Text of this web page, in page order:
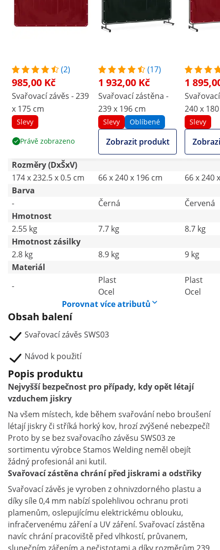
(2)
985,00 Kč
Svařovací závěs - 239
x 175 cm
Slevy
Právě zobrazeno
(17)
1 932,00 Kč
Svařovací zástěna -
239 x 196 cm
Slevy Oblíbené
Zobrazit produkt
1
240 x
Slevy
Rozměry (DxŠxV)
174 x 232.5 x 0.5 cm
66 x 240 x 196 cm
66 x 240
Barva
-
Černá
Červená
Hmotnost
2.55 kg
7.7 kg
8.7 kg
Hmotnost zásilky
2.8 kg
8.9 kg
9 kg
Materiál
-
Plast
Ocel
Plast
Ocel
Porovnat více atributů
Obsah balení
Svařovací závěs SWS03
Návod k použití
Popis produktu
Nejvyšší bezpečnost pro případy, kdy opět létají
vzduchem jiskry
Na všem místech, kde během svařování nebo broušení
létají jiskry či stříká horký kov, hrozí zvýšené nebezpečí!
Proto by se bez svařovacího závěsu SWS03 ze
sortimentu výrobce Stamos Welding neměl obejít
žádný profesionál ani kutil.
Svařovací zástěna chrání před jiskrami a odstřiky
Svařovací závěs je vyroben z ohnivzdorného plastu a
díky síle 0,4 mm nabízí spolehlivou ochranu proti
plamenům, oslepujícímu elektrickému oblouku,
infračervenému záření a UV záření. Svařovací zástěna
navíc chrání pracoviště před vlhkostí, průvanem,